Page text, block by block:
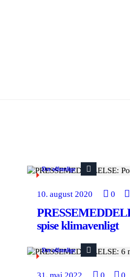
Det offentlige
10. august 2020 0
spise klimavenligt
Det offentlige